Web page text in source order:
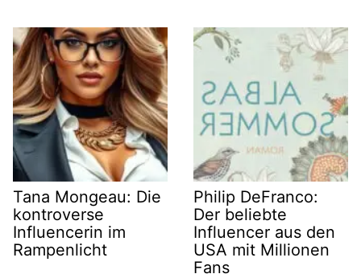
Tana Mongeau: Die
kontroverse
Influencerin im
Rampenlicht
Philip DeFranco:
Der beliebte
Influencer aus den
USA mit Millionen
Fans